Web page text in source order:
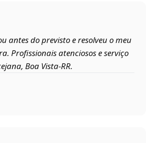
antes do previsto e resolveu o meu
Profissionais atenciosos e serviço
Boa Vista‑RR.